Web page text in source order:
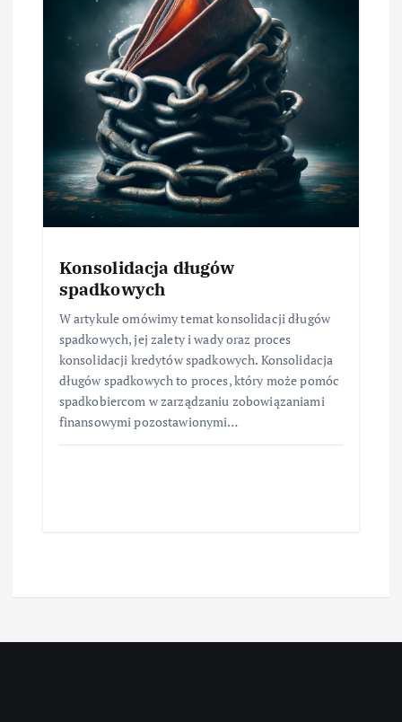
Konsolidacja długów
spadkowych
W artykule omówimy temat konsolidacji długów
spadkowych, jej zalety i wady oraz proces
konsolidacji kredytów spadkowych. Konsolidacja
długów spadkowych to proces, który może pomóc
spadkobiercom w zarządzaniu zobowiązaniami
finansowymi pozostawionymi…